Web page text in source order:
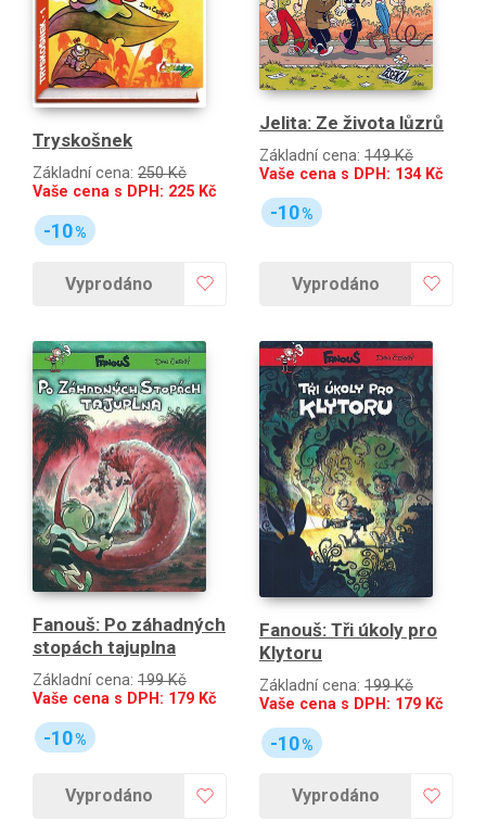
Tryskošnek
Základní cena: 250 Kč
Vaše cena s DPH: 225 Kč
-10%
Vyprodáno
Jelita: Ze života lůzrů
Základní cena: 149 Kč
Vaše cena s DPH: 134Kč
-10%
Vyprodáno
Fanouš: Po záhadných
stopách tajuplna
Základní cena: 199 Kč
Vaše cena s DPH: 179 Kč
-10%
Vyprodáno
Fanouš: Tři úkoly pro
Klytoru
Základní cena: 199 Kč
Vaše cena s DPH: 179 Kč
-10%
Vyprodáno